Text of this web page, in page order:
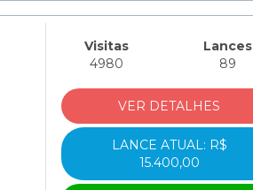
Visitas
4980
Lances
89
VER DETALHES
LANCE ATUAL: R$
15.400,00